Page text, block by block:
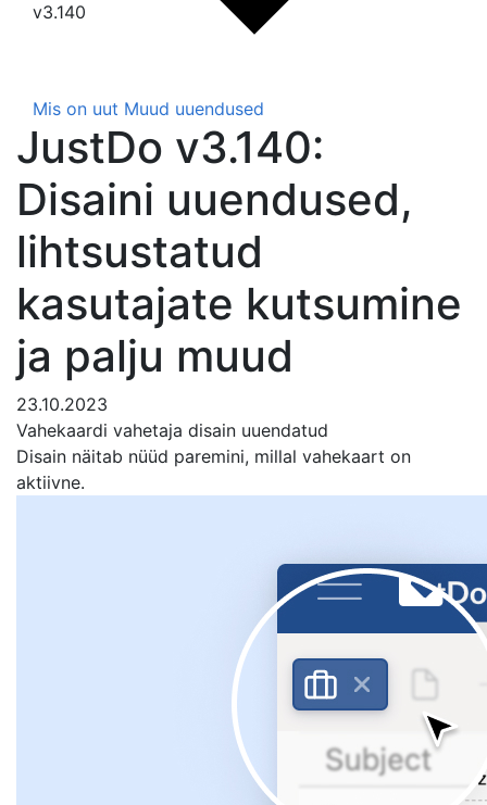
v3.140
Mis on uut Muud uuendused
JustDo v3.140:
Disaini uuendused,
lihtsustatud
kasutajate kutsumine
ja palju muud
23.10.2023
Vahekaardi vahetaja disain uuendatud
Disain näitab nüüd paremini, millal vahekaart on
aktiivne.